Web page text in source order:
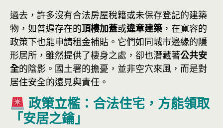
過去，許多沒有合法房屋稅籍或未保存登記的建築
物，如普遍存在的頂樓加蓋或違章建築 ，在寬容的
政策下也能申請租金補貼。它們如同城市邊緣的隱
形居所，雖然提供了棲身之處，卻也潛藏著公共安
全的陰影。國土署的擔憂，並非空穴來風，而是對
居住安全的遠見與責任。
政策立檻：合法住宅，方能領取
「安居之鑰」